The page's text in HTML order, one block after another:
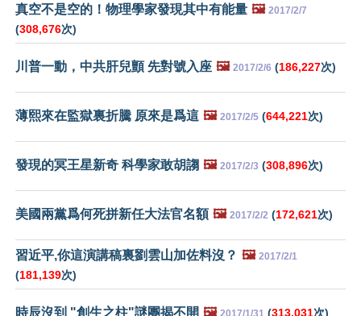
真空不是空的！物理學家發現其中有能量 🖼️ 2017/2/7
(308,676次)
川普一動，中共肝兒顫 先對號入座 🖼️ 2017/2/6 (186,227次)
薄熙來在監獄裏折騰 原來是爲這 🖼️ 2017/2/5 (644,221次)
發現的冥王星新奇 科學家敢胡謅 🖼️ 2017/2/3 (308,896次)
美國兩黨爲何死拼新任大法官名額 🖼️ 2017/2/2 (172,621次)
習近平,你這演講稿裏劉雲山加佐料沒？ 🖼️ 2017/2/1
(181,139次)
時辰沒到 "創生之柱"謎團揭不開 🖼️ 2017/1/31 (313,031次)